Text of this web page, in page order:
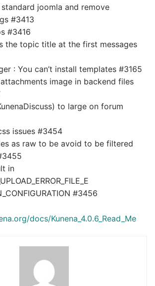
joomla and remove
#3413
#3416
the topic title at the first messages
: You can’t install templates #3165
image in backend files
to large on forum
issues #3454
as raw to be avoid to be filtered
in
#3456
docs/Kunena_4.0.6_Read_Me